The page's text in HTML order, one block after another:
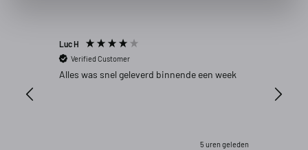
Luc H
Verified Customer
Alles was snel geleverd binnende een week
5 uren geleden
shop